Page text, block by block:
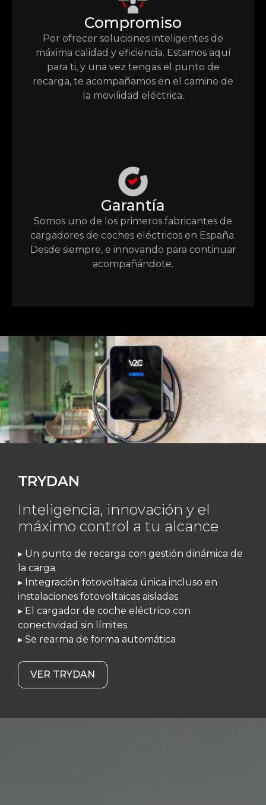
Compromiso
Por ofrecer soluciones inteligentes de
máxima calidad y eficiencia. Estamos aquí
para ti, y una vez tengas el punto de
recarga, te acompañamos en el camino de
la movilidad eléctrica.
Garantía
Somos uno de los primeros fabricantes de
cargadores de coches eléctricos en España.
Desde siempre, e innovando para continuar
acompañándote.
TRYDAN
Inteligencia, innovación y el
máximo control a tu alcance
▸ Un punto de recarga con gestión dinámica de
la carga
▸ Integración fotovoltaica única incluso en
instalaciones fotovoltaicas aisladas
▸ El cargador de coche eléctrico con
conectividad sin límites
▸ Se rearma de forma automática
VER TRYDAN